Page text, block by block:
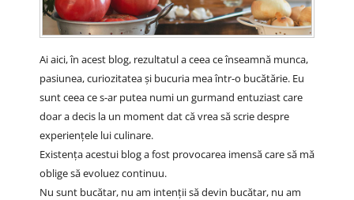
Ai aici, în acest blog, rezultatul a ceea ce înseamnă munca,
pasiunea, curiozitatea și bucuria mea într-o bucătărie. Eu
sunt ceea ce s-ar putea numi un gurmand entuziast care
doar a decis la un moment dat că vrea să scrie despre
experiențele lui culinare.
Existența acestui blog a fost provocarea imensă care să mă
oblige să evoluez continuu.
Nu sunt bucătar, nu am intenții să devin bucătar, nu am